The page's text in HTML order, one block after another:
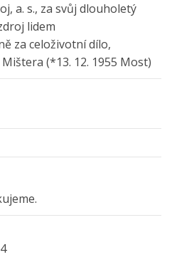
a. s., za svůj dlouholetý
lidem
za celoživotní dílo,
(*13. 12. 1955 Most)